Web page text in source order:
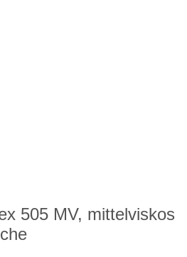
505 MV, mittelviskos